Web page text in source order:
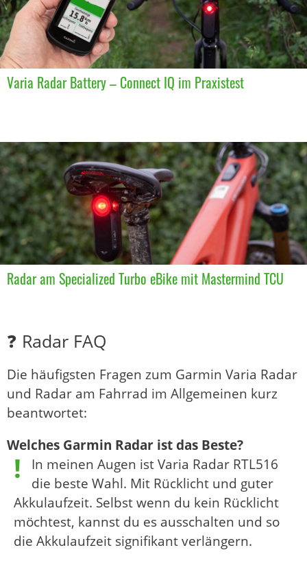
Varia Radar Battery – Connect IQ im Praxistest
Radar am Specialized Turbo eBike mit Mastermind TCU
❓ Radar FAQ
Die häufigsten Fragen zum Garmin Varia Radar
und Radar am Fahrrad im Allgemeinen kurz
beantwortet:
Welches Garmin Radar ist das Beste?
In meinen Augen ist Varia Radar RTL516
die beste Wahl. Mit Rücklicht und guter
Akkulaufzeit. Selbst wenn du kein Rücklicht
möchtest, kannst du es ausschalten und so
die Akkulaufzeit signifikant verlängern.